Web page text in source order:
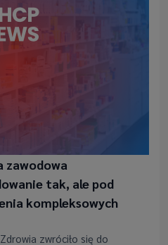
zawodowa
tak, ale pod
kompleksowych
zwróciło się do